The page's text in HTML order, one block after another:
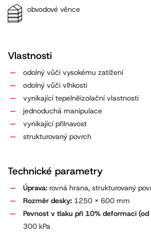
obvodové věnce
Vlastnosti
odolný vůči vysokému zatížení
odolný vůči vlhkosti
vynikající tepelněizolační vlastnosti
jednoduchá manipulace
vynikající přilnavost
strukturovaný povrch
Technické parametry
Úprava: rovná hrana, strukturovaný
Rozměr desky: 1250 x 600 mm
Pevnost v tlaku při 10% deformaci
300 kPa